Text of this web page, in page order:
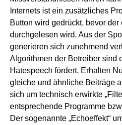
Internets ist ein zusätzliches
Button wird gedrückt, bevor
durchgelesen wird. Aus der
generieren sich zunehmend
Algorithmen der Betreiber sind
Hatespeech fördert. Erhalten
gleiche und ähnliche Beiträge
sich um technisch erwirkte
entsprechende Programme
Der sogenannte „Echoeffekt“